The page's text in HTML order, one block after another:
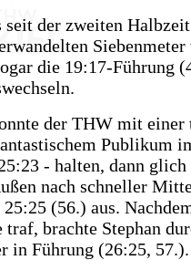
der zweiten
die 19:17-Führung
der THW mit einer
Publikum
- halten, dann glich
nach schneller
(56.) aus.
brachte Stephan
in Führung (26:25, 57.).